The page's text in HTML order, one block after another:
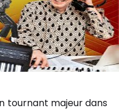
tournant majeur dans